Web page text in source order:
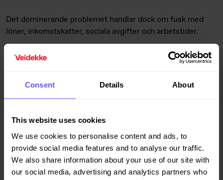
Consent Details About
This website uses cookies
We use cookies to personalise content and ads, to
provide social media features and to analyse our traffic.
We also share information about your use of our site with
our social media, advertising and analytics partners who
Det dominerande problemet handlar dock om fusk med
löner, inkomstskatter, sociala avgifter och arbetstider.
Det förekommer både bland svenska AB och
nämnaren att de som drabbas är yrkesarbetare med
sina rättigheter. Oseriösa företag är som regel kopplade till
underleverantörskedjan.
Endast seriösa entreprenörer